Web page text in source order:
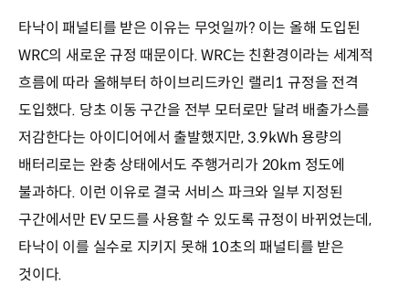
타낙이 패널티를 받은 이유는 무엇일까? 이는 올해 도입된
WRC의 새로운 규정 때문이다. WRC는 친환경이라는 세계적
흐름에 따라 올해부터 하이브리드카인 랠리1 규정을 전격
도입했다. 당초 이동 구간을 전부 모터로만 달려 배출가스를
저감한다는 아이디어에서 출발했지만, 3.9kWh 용량의
배터리로는 완충 상태에서도 주행거리가 20km 정도에
불과하다. 이런 이유로 결국 서비스 파크와 일부 지정된
구간에서만 EV 모드를 사용할 수 있도록 규정이 바뀌었는데,
타낙이 이를 실수로 지키지 못해 10초의 패널티를 받은
것이다.